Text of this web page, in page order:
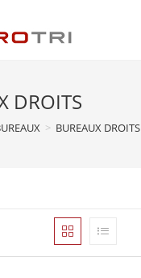
DROITS
> BUREAUX DROITS